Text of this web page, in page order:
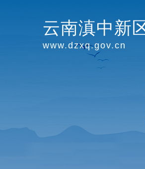
云南滇中新
www.dzxq.gov.cn